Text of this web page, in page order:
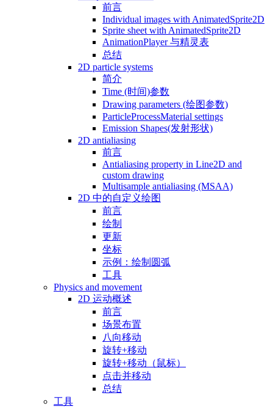
前言
Individual images with AnimatedSprite2D
Sprite sheet with AnimatedSprite2D
AnimationPlayer 与精灵表
总结
2D particle systems
简介
Time (时间)参数
Drawing parameters (绘图参数)
ParticleProcessMaterial settings
Emission Shapes(发射形状)
2D antialiasing
前言
Antialiasing property in Line2D and
custom drawing
Multisample antialiasing (MSAA)
2D 中的自定义绘图
前言
绘制
更新
坐标
示例：绘制圆弧
工具
Physics and movement
2D 运动概述
前言
场景布置
八向移动
旋转+移动
旋转+移动（鼠标）
点击并移动
总结
工具